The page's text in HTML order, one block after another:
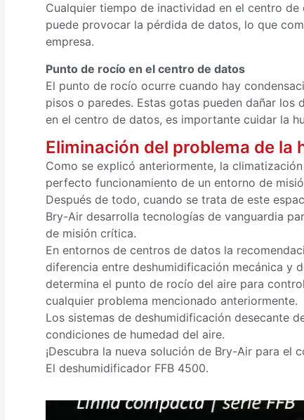
Cualquier tiempo de inactividad en el centro
puede provocar la pérdida de datos, lo que
empresa.
Punto de rocío en el centro de datos
El punto de rocío ocurre cuando hay
pisos o paredes. Estas gotas pueden dañar
en el centro de datos, es importante cuidar la
Eliminación del problema de la
Como se explicó anteriormente, la
perfecto funcionamiento de un entorno de
Después de todo, cuando se trata de este
Bry-Air desarrolla tecnologías de vanguardia
de misión crítica.
En entornos de centros de datos la
diferencia entre deshumidificación mecánica y
determina el punto de rocío del aire para
cualquier problema mencionado anteriormente.
Los sistemas de deshumidificación desecante
condiciones de humedad del aire.
¡Descubra la nueva solución de Bry-Air para
El deshumidificador FFB 4500.